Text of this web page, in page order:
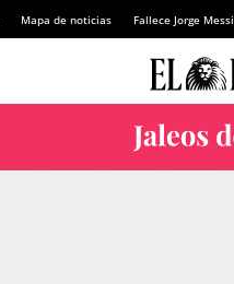
Mapa de noticias Fallece Jorge Messi